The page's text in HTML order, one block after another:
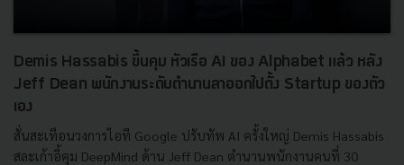
Demis Hassabis ขึ้นคุม หัวเรือ AI ของ Alphabet แล้ว หลัง
Jeff Dean พนักงานระดับตำนานลาออกไปตั้ง Startup ของตัว
เอง
สั่นสะเทือนวงการไอที Google ปรับทัพ AI ครั้งใหญ่ Demis Hassabis
สละเก้าอี้คุม DeepMind ด้าน Jeff Dean ตำนานพนักงานคนที่ 30